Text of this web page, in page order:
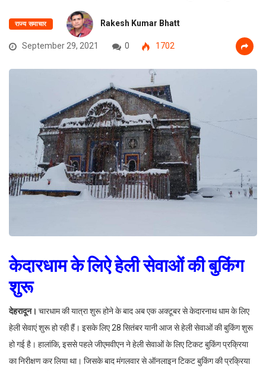
राज्य समाचार Rakesh Kumar Bhatt
September 29, 2021 0 1702
केदारधाम के लिऐ हेली सेवाओं की बुकिंग
शुरू
देहरादून। चारधाम की यात्रा शुरू होने के बाद अब एक अक्टूबर से केदारनाथ धाम के लिए
हेली सेवाएं शुरू हो रही हैं। इसके लिए 28 सितंबर यानी आज से हेली सेवाओं की बुकिंग शुरू
हो गई है। हालांकि, इससे पहले जीएमवीएन ने हेली सेवाओं के लिए टिकट बुकिंग प्रक्रिया
का निरीक्षण कर लिया था। जिसके बाद मंगलवार से ऑनलाइन टिकट बुकिंग की प्रक्रिया